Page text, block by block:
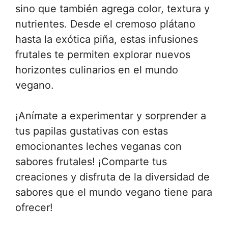
sino que también agrega color, textura y
nutrientes. Desde el cremoso plátano
hasta la exótica piña, estas infusiones
frutales te permiten explorar nuevos
horizontes culinarios en el mundo
vegano.
¡Anímate a experimentar y sorprender a
tus papilas gustativas con estas
emocionantes leches veganas con
sabores frutales! ¡Comparte tus
creaciones y disfruta de la diversidad de
sabores que el mundo vegano tiene para
ofrecer!